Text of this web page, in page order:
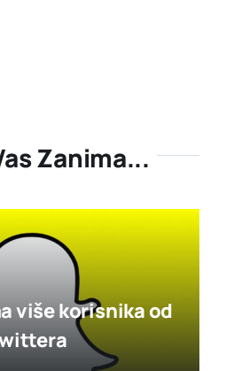
Zanima...
više korisnika od